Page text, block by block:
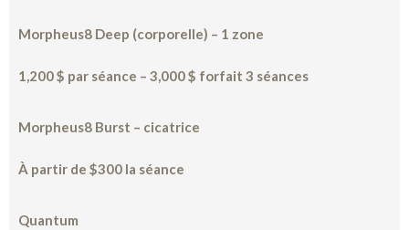
Morpheus8 Deep (corporelle) – 1 zone
1,200 $ par séance – 3,000 $ forfait 3 séances
Morpheus8 Burst – cicatrice
À partir de $300 la séance
Quantum